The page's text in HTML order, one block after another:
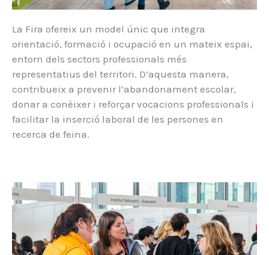
La Fira ofereix un model únic que integra
orientació, formació i ocupació en un mateix espai,
entorn dels sectors professionals més
representatius del territori. D’aquesta manera,
contribueix a prevenir l’abandonament escolar,
donar a conèixer i reforçar vocacions professionals i
facilitar la inserció laboral de les persones en
recerca de feina.